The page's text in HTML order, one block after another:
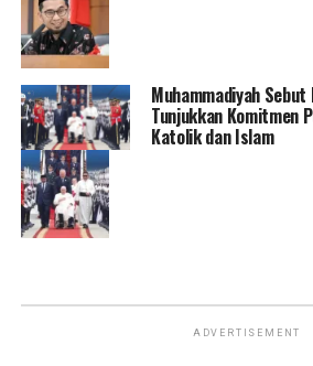
Muhammadiyah Sebut
Tunjukkan Komitmen
Katolik dan Islam
ADVERTISEMENT